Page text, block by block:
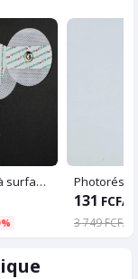
Électrode ECG à surface jetable
131 FCFA
3 749 FCFA